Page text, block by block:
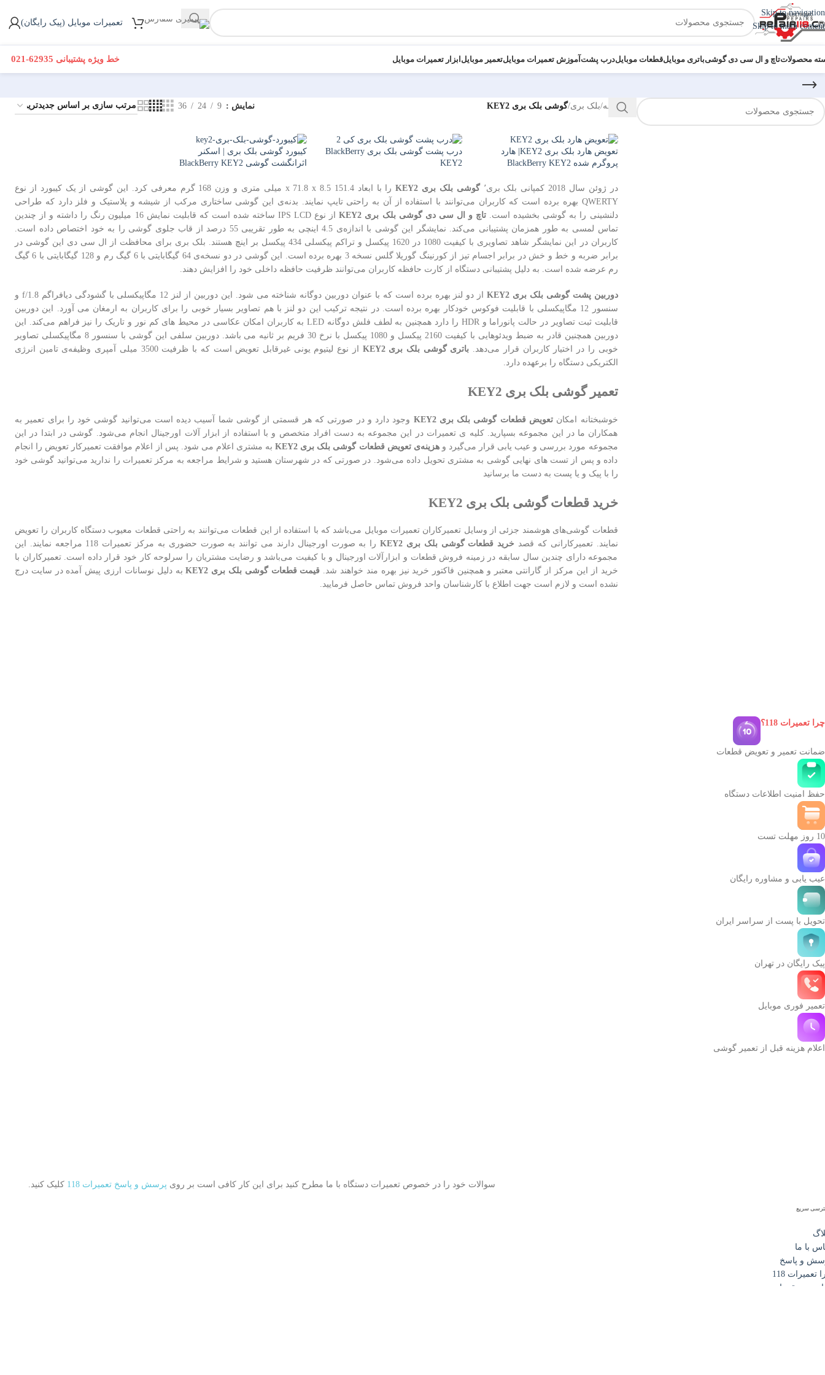
Skip to navigation
Skip to main content
تعمیرات موبایل (پیک رایگان)
محصولاتتاچ و ال سی دی گوشیباتری موبایلقطعات موبایلدرب پشتآموزش تعمیرات موبایلتعمیر موبایلابزار تعمیرات موبایل خط ویژه پشتیبانی 021-62935
خانه/بلک بری/گوشی بلک بری KEY2 نمایش 9
24
36
تعویض هارد بلک بری KEY2| هارد
پروگرم شده BlackBerry KEY2
درب پشت گوشی بلک بری BlackBerry
KEY2
کیبورد گوشی بلک بری | اسکنر
اثرانگشت گوشی BlackBerry KEY2
در ژوئن سال 2018 کمپانی بلک بری٬ گوشی بلک بری KEY2
را با ابعاد 151.4 x 71.8 x 8.5 میلی متری و وزن 168 گرم معرفی کرد. این گوشی از یک کیبورد از نوع
QWERTY بهره برده است که کاربران می‌توانند با استفاده از آن به راحتی تایپ نمایند. بدنه‌ی این گوشی ساختاری مرکب از شیشه و پلاستیک و فلز دارد که طراحی
دلنشینی را به گوشی بخشیده است. تاچ و ال سی دی گوشی بلک بری KEY2
از نوع IPS LCD ساخته شده است که قابلیت نمایش 16 میلیون رنگ را داشته و از چندین
تماس لمسی به طور همزمان پشتیبانی می‌کند. نمایشگر این گوشی با اندازه‌ی 4.5 اینچی به طور تقریبی 55 درصد از قاب جلوی گوشی را به خود اختصاص داده است.
کاربران در این نمایشگر شاهد تصاویری با کیفیت 1080 در 1620 پیکسل و تراکم پیکسلی 434 پیکسل بر اینچ هستند. بلک بری برای محافظت از ال سی دی این گوشی در
برابر ضربه و خط و خش در برابر اجسام تیز از کورنینگ گوریلا گلس نسخه 3 بهره برده است. این گوشی در دو نسخه‌ی 64 گیگابایتی با 6 گیگ رم و 128 گیگابایتی با 6 گیگ
رم عرضه شده است. به دلیل پشتیبانی دستگاه از کارت حافظه کاربران می‌توانند ظرفیت حافظه داخلی خود را افزایش دهند.
دوربین پشت گوشی بلک بری KEY2
از دو لنز بهره برده است که با عنوان دوربین دوگانه شناخته می شود. این دوربین از لنز 12 مگاپیکسلی با گشودگی دیافراگم f/1.8 و
سنسور 12 مگاپیکسلی با قابلیت فوکوس خودکار بهره برده است. در نتیجه ترکیب این دو لنز با هم تصاویر بسیار خوبی را برای کاربران به ارمغان می آورد. این دوربین
قابلیت ثبت تصاویر در حالت پانوراما و HDR را دارد همچنین به لطف فلش دوگانه LED به کاربران امکان عکاسی در محیط های کم نور و تاریک را نیز فراهم می‌کند. این
دوربین همچنین قادر به ضبط ویدئوهایی با کیفیت 2160 پیکسل و 1080 پیکسل با نرخ 30 فریم بر ثانیه می باشد. دوربین سلفی این گوشی با سنسور 8 مگاپیکسلی تصاویر
خوبی را در اختیار کاربران قرار می‌دهد. باتری گوشی بلک بری KEY2
از نوع لیتیوم یونی غیرقابل تعویض است که با ظرفیت 3500 میلی آمپری وظیفه‌ی تامین انرژی
الکتریکی دستگاه را برعهده دارد.
تعمیر گوشی بلک بری KEY2
خوشبختانه امکانتعویض قطعات گوشی بلک بری KEY2
وجود دارد و در صورتی که هر قسمتی از گوشی شما آسیب دیده است می‌توانید گوشی خود را برای تعمیر به
همکاران ما در این مجموعه بسپارید. کلیه ی تعمیرات در این مجموعه به دست افراد متخصص و با استفاده از ابزار آلات اورجینال انجام می‌شود. گوشی در ابتدا در این
مجموعه مورد بررسی و عیب یابی قرار می‌گیرد و هزینه‌ی تعویض قطعات گوشی بلک بری KEY2
به مشتری اعلام می شود. پس از اعلام موافقت تعمیرکار تعویض را انجام
داده و پس از تست های نهایی گوشی به مشتری تحویل داده می‌شود. در صورتی که در شهرستان هستید و شرایط مراجعه به مرکز تعمیرات را ندارید می‌توانید گوشی خود
را با پیک و یا پست به دست ما برسانید
خرید قطعات گوشی بلک بری KEY2
قطعات گوشی‌های هوشمند جزئی از وسایل تعمیرکاران تعمیرات موبایل می‌باشد که با استفاده از این قطعات می‌توانند به راحتی قطعات معیوب دستگاه کاربران را تعویض
نمایند. تعمیرکارانی که قصد خرید قطعات گوشی بلک بری KEY2
را به صورت اورجینال دارند می توانند به صورت حضوری به مرکز تعمیرات 118 مراجعه نمایند. این
مجموعه دارای چندین سال سابقه در زمینه فروش قطعات و ابزارآلات اورجینال و با کیفیت می‌باشد و رضایت مشتریان را سرلوحه کار خود قرار داده است. تعمیرکاران با
خرید از این مرکز از گارانتی معتبر و همچنین فاکتور خرید نیز بهره مند خواهند شد. قیمت قطعات گوشی بلک بری KEY2
به دلیل نوسانات ارزی پیش آمده در سایت درج
نشده است و لازم است جهت اطلاع با کارشناسان واحد فروش تماس حاصل فرمایید.
چرا تعمیرات 118؟
ضمانت تعمیر و تعویض قطعات
حفظ امنیت اطلاعات دستگاه
10 روز مهلت تست
عیب یابی و مشاوره رایگان
تحویل با پست از سراسر ایران
پیک رایگان در تهران
تعمیر فوری موبایل
اعلام هزینه قبل از تعمیر گوشی
سوالات خود را در خصوص تعمیرات دستگاه با ما مطرح کنید برای این کار کافی است بر روی پرسش و پاسخ تعمیرات 118 کلیک کنید.
سریع
با ما
و پاسخ
تعمیرات 118
و مقررات